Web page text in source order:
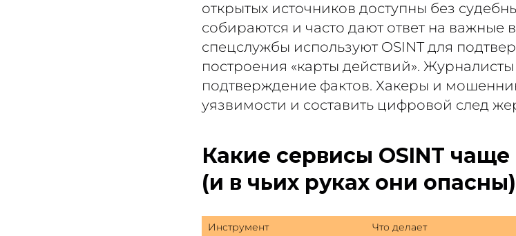
открытых источников доступны без
собираются и часто дают ответ на важные
спецслужбы используют OSINT для
построения «карты действий».
подтверждение фактов. Хакеры и
уязвимости и составить цифровой след
Какие сервисы OSINT
(и в чьих руках они опасны)
Инструмент Что делает